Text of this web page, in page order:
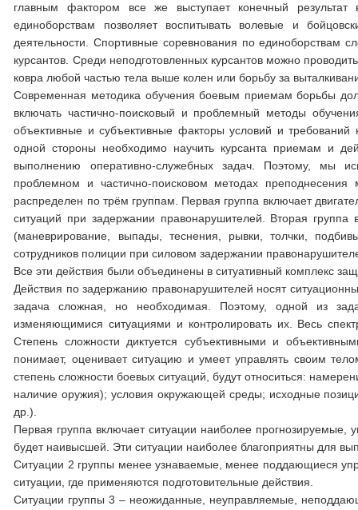
главным фактором все же выступает конечный
единоборствам позволяет воспитывать волевые и
деятельности. Спортивные соревнования по единоборствам
курсантов. Среди неподготовленных курсантов можно
ковра любой частью тела выше колен или борьбу за
Современная методика обучения боевым приемам борьбы
включать частично-поисковый и проблемный методы
объективные и субъективные факторы условий и
одной стороны необходимо научить курсанта приемам и
выполнению оперативно-служебных задач. Поэтому, мы
проблемном и частично-поисковом методах
распределен по трём группам. Первая группа включает
ситуаций при задержании правонарушителей. Вторая
(маневрирование, выпады, теснения, рывки, толчки,
сотрудников полиции при силовом задержании
Все эти действия были объединены в ситуативный комплекс
Действия по задержанию правонарушителей носят
задача сложная, но необходимая. Поэтому, одной из
изменяющимися ситуациями и контролировать их. Весь
Степень сложности диктуется субъективными и
понимает, оценивает ситуацию и умеет управлять своим
степень сложности боевых ситуаций, будут относиться:
наличие оружия); условия окружающей среды; исходные
др.).
Первая группа включает ситуации наиболее
будет наивысшей. Эти ситуации наиболее благоприятны для
Ситуации 2 группы менее узнаваемые, менее поддающиеся
ситуации, где применяются подготовительные действия.
Ситуации группы 3 – неожиданные, неуправляемые,